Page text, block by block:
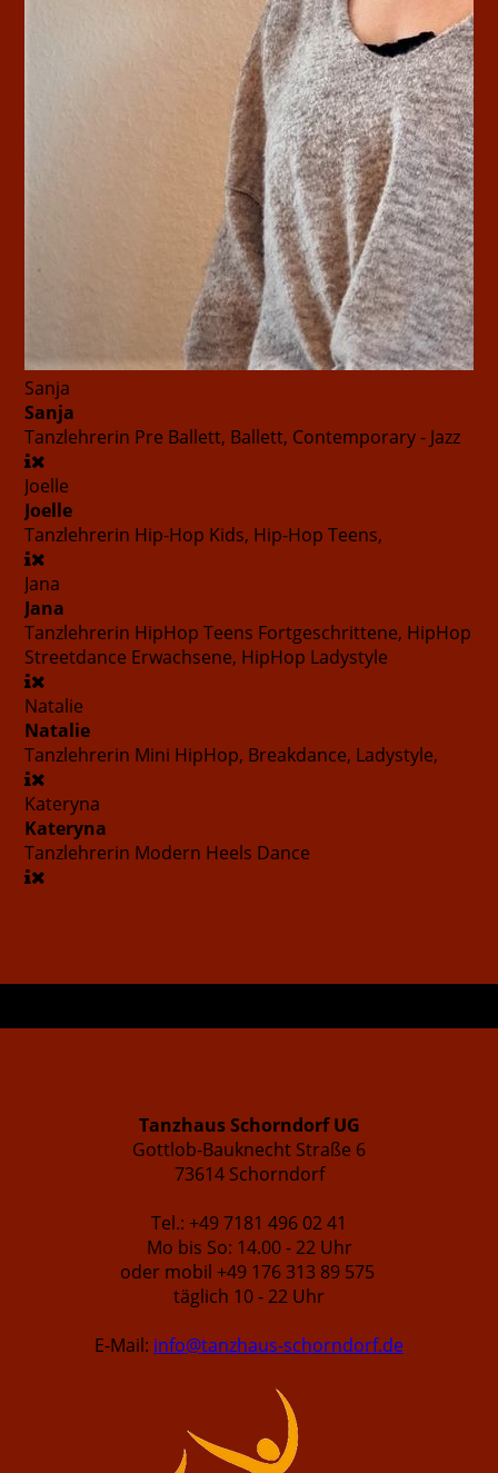
Sanja
Sanja
Tanzlehrerin Pre Ballett, Ballett, Contemporary - Jazz
Joelle
Joelle
Tanzlehrerin Hip-Hop Kids, Hip-Hop Teens,
Jana
Jana
Tanzlehrerin HipHop Teens Fortgeschrittene, HipHop
Streetdance Erwachsene, HipHop Ladystyle
Natalie
Natalie
Tanzlehrerin Mini HipHop, Breakdance, Ladystyle,
Kateryna
Kateryna
Tanzlehrerin Modern Heels Dance
Tanzhaus Schorndorf UG
Gottlob-Bauknecht Straße 6
73614 Schorndorf
Tel.: +49 7181 496 02 41
Mo bis So: 14.00 - 22 Uhr
oder mobil +49 176 313 89 575
täglich 10 - 22 Uhr
E-Mail: info@tanzhaus-schorndorf.de